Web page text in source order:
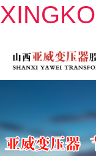
XINGKONG.COM星
产品展示